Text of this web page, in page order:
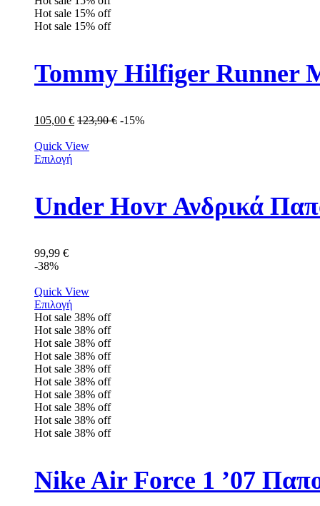
Hot sale 15% off
Hot sale 15% off
Tommy Hilfiger Runner
105,00 € 123,90€ -15%
Quick View
Επιλογή
Under Hovr Ανδρικά
99,99 €
-38%
Quick View
Επιλογή
Hot sale 38% off
Hot sale 38% off
Hot sale 38% off
Hot sale 38% off
Hot sale 38% off
Hot sale 38% off
Hot sale 38% off
Hot sale 38% off
Hot sale 38% off
Hot sale 38% off
Nike Air Force 1 ’07